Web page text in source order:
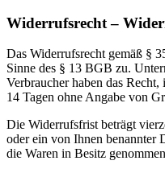
Widerrufsrecht –
Das Widerrufsrecht gemäß §
Sinne des § 13 BGB zu.
Verbraucher haben das
14 Tagen ohne Angabe von
Die Widerrufsfrist beträgt
oder ein von Ihnen benannter
die Waren in Besitz